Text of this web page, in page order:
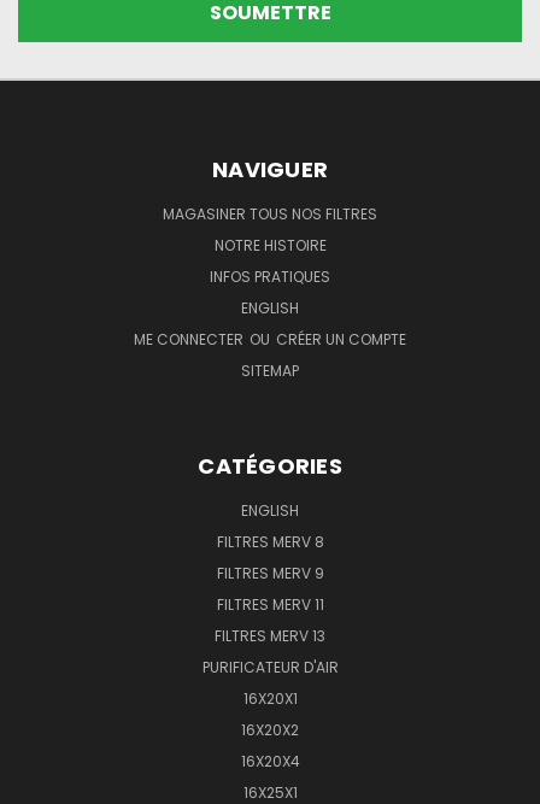
NAVIGUER
MAGASINER TOUS NOS FILTRES
NOTRE HISTOIRE
INFOS PRATIQUES
ENGLISH
ME CONNECTER OU CRÉER UN COMPTE
SITEMAP
CATÉGORIES
ENGLISH
FILTRES MERV 8
FILTRES MERV 9
FILTRES MERV 11
FILTRES MERV 13
PURIFICATEUR D'AIR
16X20X1
16X20X2
16X20X4
16X25X1